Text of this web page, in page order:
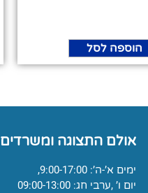
הוספה לסל
אולם התצוגה ומשרדים
ימים א’-ה’: 9:00-17:00,
יום ו’ ,ערבי חג: 09:00-13:00